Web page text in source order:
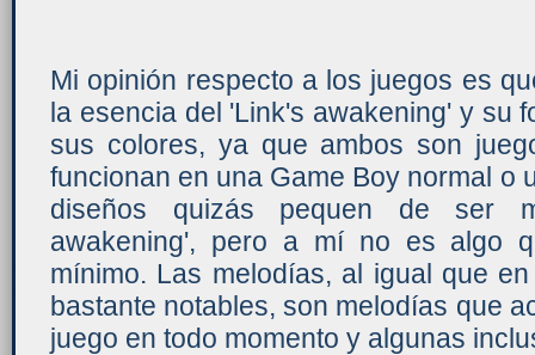
Mi opinión respecto a los juegos es
la esencia del 'Link's awakening' y su
sus colores, ya que ambos son
funcionan en una Game Boy normal o
diseños quizás pequen de ser
awakening', pero a mí no es algo
mínimo. Las melodías, al igual que
bastante notables, son melodías que
juego en todo momento y algunas